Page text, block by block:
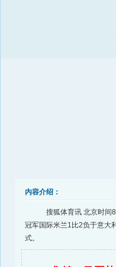
内容介绍：
搜狐体育讯 北京时间
冠军国际米兰1比2负于意大
式。